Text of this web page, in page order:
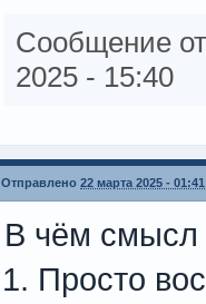
Сообщение
2025 - 15:40
Отправлено 22 марта 2025 - 01:41
В чём смысл
Просто